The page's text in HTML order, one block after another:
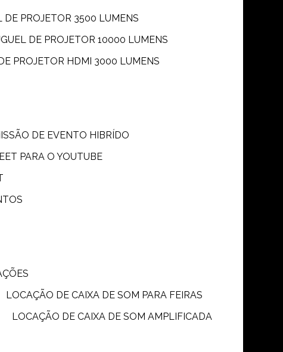
DE PROJETOR 3500 LUMENS
DE PROJETOR 10000 LUMENS
DE PROJETOR HDMI 3000 LUMENS
DE EVENTO HIBRÍDO
PARA O YOUTUBE
LOCAÇÃO DE CAIXA DE SOM PARA FEIRAS
LOCAÇÃO DE CAIXA DE SOM AMPLIFICADA